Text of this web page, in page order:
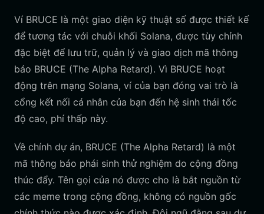
Ví BRUCE là một giao diện kỹ thuật số được thiết kế
để tương tác với chuỗi khối Solana, được tùy chỉnh
đặc biệt để lưu trữ, quản lý và giao dịch mã thông
báo BRUCE (The Alpha Retard). Vì BRUCE hoạt
động trên mạng Solana, ví của bạn đóng vai trò là
cổng kết nối cá nhân của bạn đến hệ sinh thái tốc
độ cao, phí thấp này.
Về chính dự án, BRUCE (The Alpha Retard) là một
mã thông báo phái sinh thử nghiệm do cộng đồng
thúc đẩy. Tên gọi của nó được cho là bắt nguồn từ
các meme trong cộng đồng, không có nguồn gốc